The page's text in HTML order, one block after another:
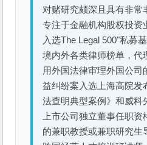
对赌研究颇深且具有非常
专注于金融机构股权投资
入选The Legal 500"私募
境内外各类律师榜单，代
用外国法律审理外国公司
益纠纷案入选上海高院发
法查明典型案例》和威科
上市公司独立董事任职
的兼职教授或兼职研究生